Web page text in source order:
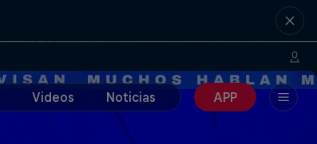
Videos Noticias
APP